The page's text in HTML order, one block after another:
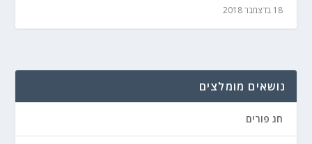
18 בדצמבר 2018
נושאים מומלצים
חג פורים